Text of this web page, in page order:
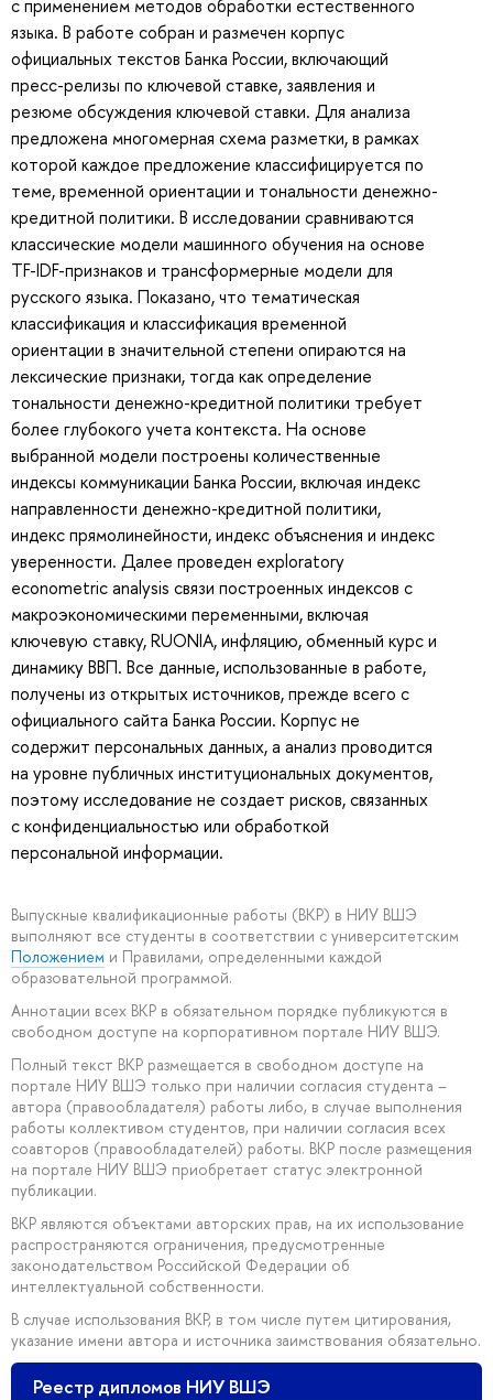
с применением методов обработки естественного
языка. В работе собран и размечен корпус
официальных текстов Банка России, включающий
пресс-релизы по ключевой ставке, заявления и
резюме обсуждения ключевой ставки. Для анализа
предложена многомерная схема разметки, в рамках
которой каждое предложение классифицируется по
теме, временной ориентации и тональности денежно-
кредитной политики. В исследовании сравниваются
классические модели машинного обучения на основе
TF-IDF-признаков и трансформерные модели для
русского языка. Показано, что тематическая
классификация и классификация временной
ориентации в значительной степени опираются на
лексические признаки, тогда как определение
тональности денежно-кредитной политики требует
более глубокого учета контекста. На основе
выбранной модели построены количественные
индексы коммуникации Банка России, включая индекс
направленности денежно-кредитной политики,
индекс прямолинейности, индекс объяснения и индекс
уверенности. Далее проведен exploratory
econometric analysis связи построенных индексов с
макроэкономическими переменными, включая
ключевую ставку, RUONIA, инфляцию, обменный курс и
динамику ВВП. Все данные, использованные в работе,
получены из открытых источников, прежде всего с
официального сайта Банка России. Корпус не
содержит персональных данных, а анализ проводится
на уровне публичных институциональных документов,
поэтому исследование не создает рисков, связанных
с конфиденциальностью или обработкой
персональной информации.
Выпускные квалификационные работы (ВКР) в НИУ ВШЭ
выполняют все студенты в соответствии с университетским
Положением и Правилами, определенными каждой
образовательной программой.
Аннотации всех ВКР в обязательном порядке публикуются в
свободном доступе на корпоративном портале НИУ ВШЭ.
Полный текст ВКР размещается в свободном доступе на
портале НИУ ВШЭ только при наличии согласия студента –
автора (правообладателя) работы либо, в случае выполнения
работы коллективом студентов, при наличии согласия всех
соавторов (правообладателей) работы. ВКР после размещения
на портале НИУ ВШЭ приобретает статус электронной
публикации.
ВКР являются объектами авторских прав, на их использование
распространяются ограничения, предусмотренные
законодательством Российской Федерации об
интеллектуальной собственности.
В случае использования ВКР, в том числе путем цитирования,
указание имени автора и источника заимствования обязательно.
Реестр дипломов НИУ ВШЭ